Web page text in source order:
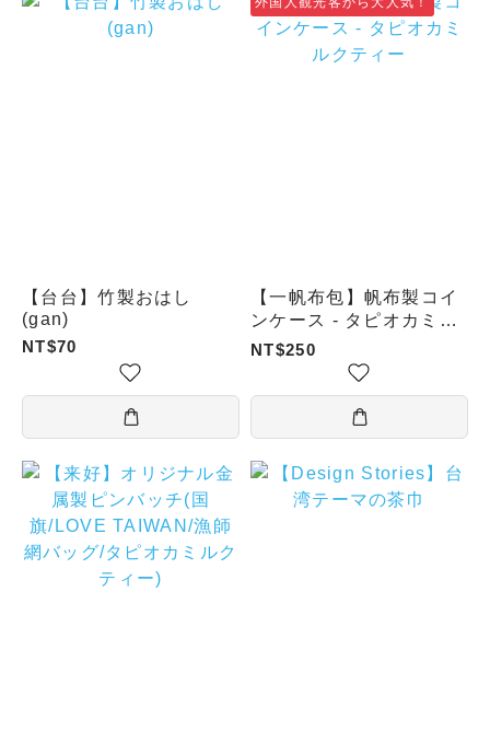
【台台】竹製おはし
(gan)
NT$70
【一帆布包】帆布製コイ
ンケース - タピオカミル
クティー
NT$250